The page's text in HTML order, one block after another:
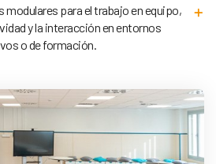
modulares para el trabajo en equipo,
y la interacción en entornos
o de formación.